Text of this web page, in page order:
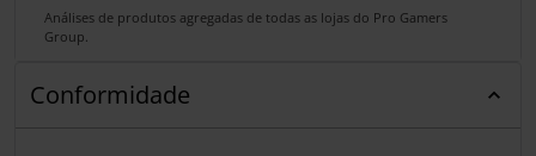
Análises de produtos agregadas de todas as lojas do Pro Gamers
Group.
Conformidade